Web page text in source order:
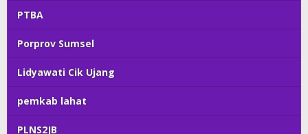
PTBA
Porprov Sumsel
Lidyawati Cik Ujang
pemkab lahat
PLNS2JB